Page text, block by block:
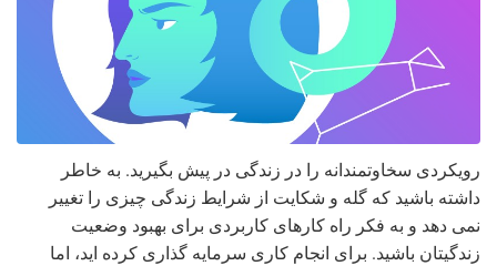
رویکردی سخاوتمندانه را در زندگی در پیش بگیرید. به خاطر
داشته باشید که گله و شکایت از شرایط زندگی چیزی را تغییر
نمی دهد و به فکر راه کارهای کاربردی برای بهبود وضعیت
زندگیتان باشید. برای انجام کاری سرمایه گذاری کرده اید، اما